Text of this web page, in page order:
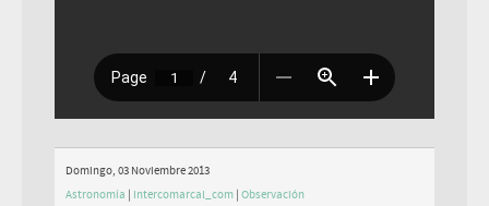
Domingo, 03 Noviembre 2013
Astronomía | Intercomarcal_com | Observación